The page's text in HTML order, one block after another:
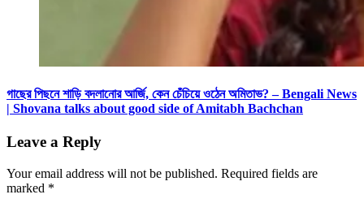
গাছের পিছনে শাড়ি বদলানোর আর্জি, কেন চেঁচিয়ে ওঠেন অমিতাভ? – Bengali News
| Shovana talks about good side of Amitabh Bachchan
Leave a Reply
Your email address will not be published. Required fields are
marked *